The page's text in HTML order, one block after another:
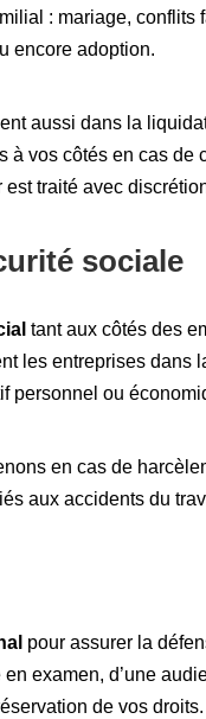
: mariage,
encore adoption.
aussi dans la
à vos côtés en cas
traité avec
sociale
tant aux côtés des
les entreprises dans
personnel ou
en cas de
aux accidents du
pour assurer la
en examen, d’une
de vos